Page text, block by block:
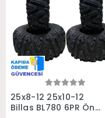
Sepete Ekle
25x8-12 25x10-12
Billas BL780 6PR Ön